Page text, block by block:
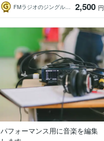
FMラジオのジングル制作・音声番組の編集
2,500 円
パフォーマンス用に音楽を編集